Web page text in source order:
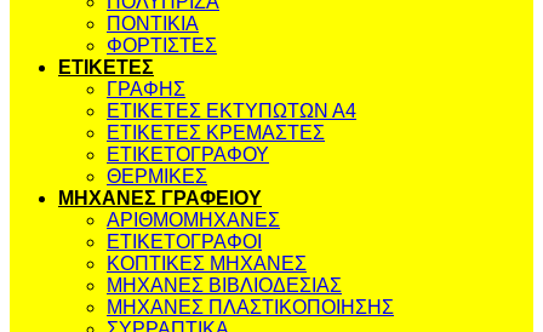
ΠΟΝΤΙΚΙΑ
ΦΟΡΤΙΣΤΕΣ
ΕΤΙΚΕΤΕΣ
ΓΡΑΦΗΣ
ΕΤΙΚΕΤΕΣ ΕΚΤΥΠΩΤΩΝ Α4
ΕΤΙΚΕΤΕΣ ΚΡΕΜΑΣΤΕΣ
ΕΤΙΚΕΤΟΓΡΑΦΟΥ
ΘΕΡΜΙΚΕΣ
ΜΗΧΑΝΕΣ ΓΡΑΦΕΙΟΥ
ΑΡΙΘΜΟΜΗΧΑΝΕΣ
ΕΤΙΚΕΤΟΓΡΑΦΟΙ
ΚΟΠΤΙΚΕΣ ΜΗΧΑΝΕΣ
ΜΗΧΑΝΕΣ ΒΙΒΛΙΟΔΕΣΙΑΣ
ΜΗΧΑΝΕΣ ΠΛΑΣΤΙΚΟΠΟΙΗΣΗΣ